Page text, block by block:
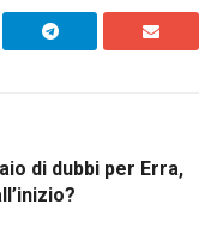
di dubbi per Erra,